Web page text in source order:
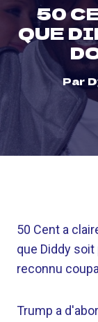
50
QUE
Par
50 Cent a
que Diddy
reconnu
Trump a